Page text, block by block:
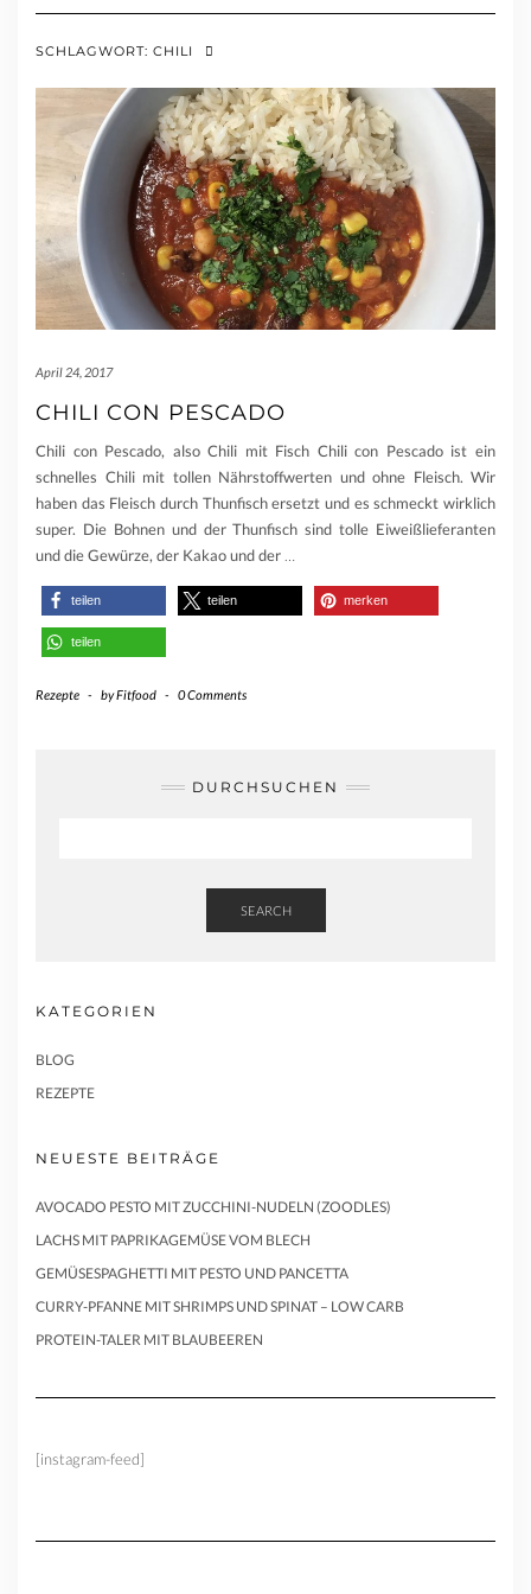
SCHLAGWORT: CHILI
April 24, 2017
CHILI CON PESCADO
Chili con Pescado, also Chili mit Fisch Chili con Pescado ist ein
schnelles Chili mit tollen Nährstoffwerten und ohne Fleisch. Wir
haben das Fleisch durch Thunfisch ersetzt und es schmeckt wirklich
super. Die Bohnen und der Thunfisch sind tolle Eiweißlieferanten
und die Gewürze, der Kakao und der…
teilen teilen merken
teilen
Rezepte - byFitfood - 0 Comments
DURCHSUCHEN
SEARCH
KATEGORIEN
BLOG
REZEPTE
NEUESTE BEITRÄGE
AVOCADO PESTO MIT ZUCCHINI-NUDELN (ZOODLES)
LACHS MIT PAPRIKAGEMÜSE VOM BLECH
GEMÜSESPAGHETTI MIT PESTO UND PANCETTA
CURRY-PFANNE MIT SHRIMPS UND SPINAT – LOW CARB
PROTEIN-TALER MIT BLAUBEEREN
[instagram-feed]